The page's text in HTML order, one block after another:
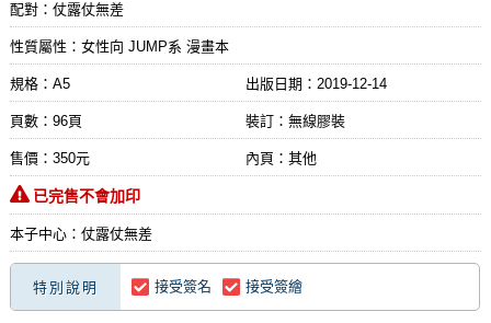
配對：仗露仗無差
性質屬性：女性向 JUMP系 漫畫本
規格：A5 出版日期： 2019-12-14
頁數：96頁 裝訂：無線膠裝
售價：350元 內頁：其他
已完售不會加印
本子中心：仗露仗無差
特別說明 接受簽名 接受簽繪